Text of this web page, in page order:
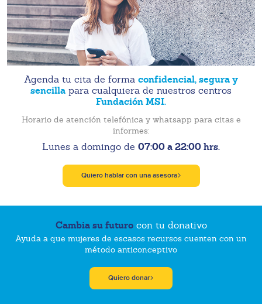
Agenda tu cita de forma confidencial, segura y
sencilla para cualquiera de nuestros centros
Fundación MSI.
Horario de atención telefónica y whatsapp para citas e
informes:
Lunes a domingo de 07:00 a 22:00 hrs.
Quiero hablar con una asesora
Cambia su futurocon tu donativo
Ayuda a que mujeres de escasos recursos cuenten con un
método anticonceptivo
Quiero donar